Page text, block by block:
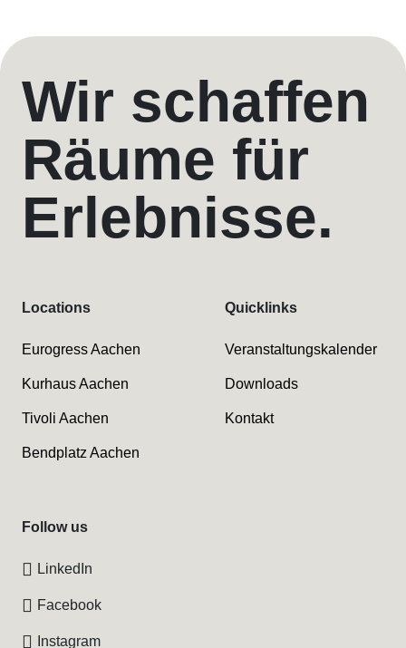
Wir schaffen
Räume für
Erlebnisse.
Locations
Eurogress Aachen
Kurhaus Aachen
Tivoli Aachen
Bendplatz Aachen
Quicklinks
Veranstaltungskalender
Downloads
Kontakt
Follow us
LinkedIn
Facebook
Instagram